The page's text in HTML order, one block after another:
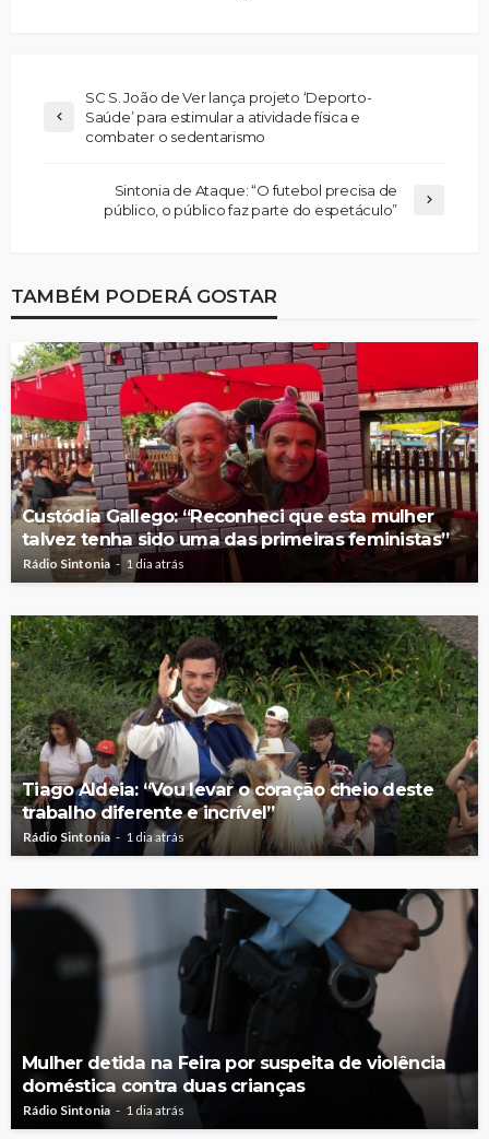
SC S. João de Ver lança projeto ‘Deporto-
Saúde’ para estimular a atividade física e
combater o sedentarismo
Sintonia de Ataque: “O futebol precisa de
público, o público faz parte do espetáculo”
TAMBÉM PODERÁ GOSTAR
Custódia Gallego: “Reconheci que esta mulher
talvez tenha sido uma das primeiras feministas”
Rádio Sintonia 1 dia atrás
Tiago Aldeia: “Vou levar o coração cheio deste
trabalho diferente e incrível”
Rádio Sintonia 1 dia atrás
Mulher detida na Feira por suspeita de violência
doméstica contra duas crianças
Rádio Sintonia 1 dia atrás